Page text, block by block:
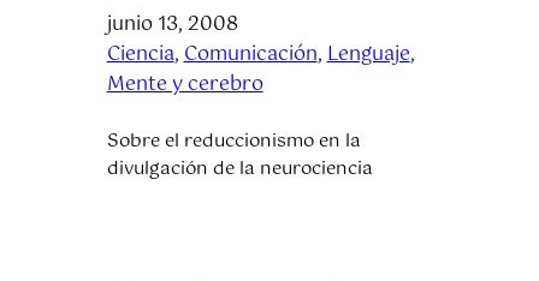
junio 13, 2008
Ciencia, Comunicación, Lenguaje
Mente y cerebro
Sobre el reduccionismo en la
divulgación de la neurociencia